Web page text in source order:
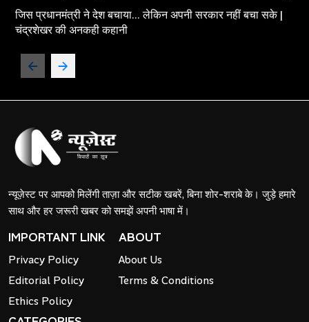
जिस प्रधानमंत्री ने देश बचाया... लेकिन अपनी सरकार नहीं बचा सके |
चंद्रशेखर की अनकही कहानी
न्यूज़ेस्ट पर आपको मिलेंगी ताज़ा और सटीक खबरें, बिना शोर-शराबे के। जुड़े हमारे
साथ और हर जरूरी खबर को समझें अपनी भाषा में।
IMPORTANT LINK
Privacy Policy
Editorial Policy
Ethics Policy
ABOUT
About Us
Terms & Conditions